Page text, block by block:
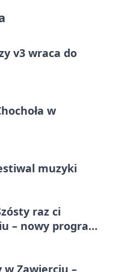
v3 wraca do
w
muzyki
raz ci
– nowy program
w Zawierciu –